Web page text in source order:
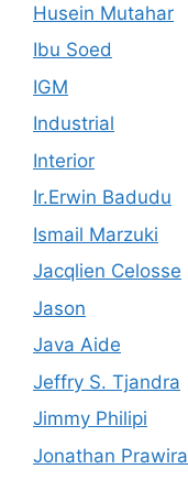
Husein Mutahar
Ibu Soed
IGM
Industrial
Interior
Ir.Erwin Badudu
Ismail Marzuki
Jacqlien Celosse
Jason
Java Aide
Jeffry S. Tjandra
Jimmy Philipi
Jonathan Prawira